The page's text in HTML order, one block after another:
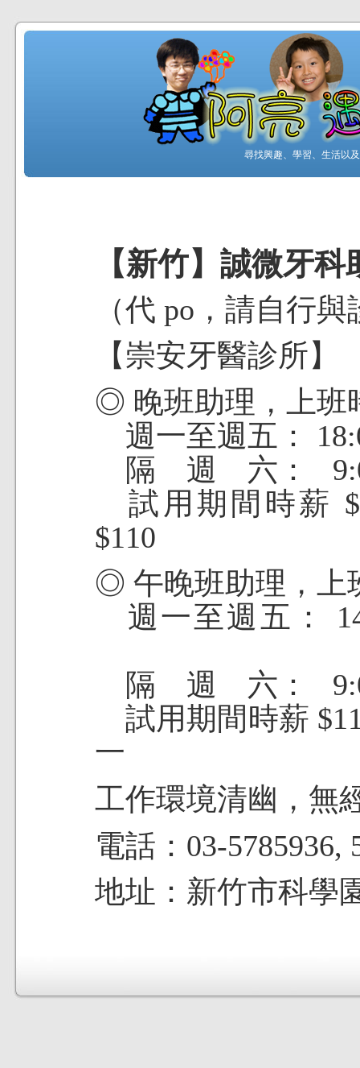
尋找興趣、學習、生活以
【新竹】誠微牙
（代 po，請自行
【崇安牙醫診所】
◎ 晚班助理，
週一至週五：
隔 週 六：
試用期間時薪
$110
◎ 午晚班助理
週一至週五：
隔 週 六：
試用期間時薪
一
工作環境清幽，無
電話：03-5785936,
地址：新竹市科學